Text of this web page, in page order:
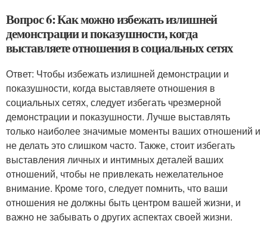
Вопрос 6: Как можно избежать излишней
демонстрации и показушности, когда
выставляете отношения в социальных сетях
Ответ: Чтобы избежать излишней демонстрации и
показушности, когда выставляете отношения в
социальных сетях, следует избегать чрезмерной
демонстрации и показушности. Лучше выставлять
только наиболее значимые моменты ваших отношений и
не делать это слишком часто. Также, стоит избегать
выставления личных и интимных деталей ваших
отношений, чтобы не привлекать нежелательное
внимание. Кроме того, следует помнить, что ваши
отношения не должны быть центром вашей жизни, и
важно не забывать о других аспектах своей жизни.